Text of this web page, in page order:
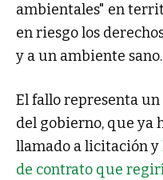
ambientales" en
en riesgo los
y a un ambiente sano.
El fallo representa
del gobierno, que ya
llamado a licitación y
de contrato que